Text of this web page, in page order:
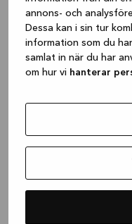
annons- och
Dessa kan i sin tur
information som du
samlat in när du har
om hur vi hanterar